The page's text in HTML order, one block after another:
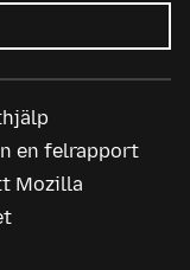
en felrapport
Mozilla